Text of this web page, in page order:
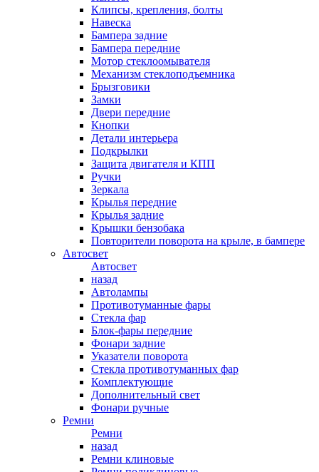
Клипсы, крепления, болты
Навеска
Бампера задние
Бампера передние
Мотор стеклоомывателя
Механизм стеклоподъемника
Брызговики
Замки
Двери передние
Кнопки
Детали интерьера
Подкрылки
Защита двигателя и КПП
Ручки
Зеркала
Крылья передние
Крылья задние
Крышки бензобака
Повторители поворота на крыле, в бампере
Автосвет
Автосвет
назад
Автолампы
Противотуманные фары
Стекла фар
Блок-фары передние
Фонари задние
Указатели поворота
Стекла противотуманных фар
Комплектующие
Дополнительный свет
Фонари ручные
Ремни
Ремни
назад
Ремни клиновые